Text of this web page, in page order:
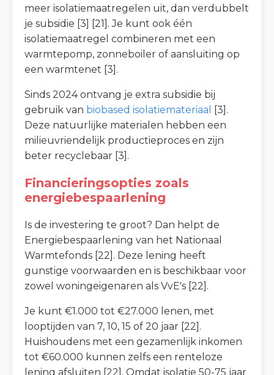
meer isolatiemaatregelen uit, dan verdubbelt
je subsidie [3] [21]. Je kunt ook één
isolatiemaatregel combineren met een
warmtepomp, zonneboiler of aansluiting op
een warmtenet [3].
Sinds 2024 ontvang je extra subsidie bij
gebruik van biobased isolatiemateriaal
[3].
Deze natuurlijke materialen hebben een
milieuvriendelijk productieproces en zijn
beter recyclebaar [3].
Financieringsopties zoals
energiebespaarlening
Is de investering te groot? Dan helpt de
Energiebespaarlening van het Nationaal
Warmtefonds [22]. Deze lening heeft
gunstige voorwaarden en is beschikbaar voor
zowel woningeigenaren als VvE's [22].
Je kunt €1.000 tot €27.000 lenen, met
looptijden van 7, 10, 15 of 20 jaar [22].
Huishoudens met een gezamenlijk inkomen
tot €60.000 kunnen zelfs een renteloze
lening afsluiten [22]. Omdat isolatie 50-75 jaar